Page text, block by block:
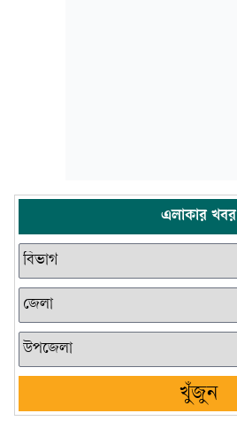
এলাকার খবর
খুঁজুন